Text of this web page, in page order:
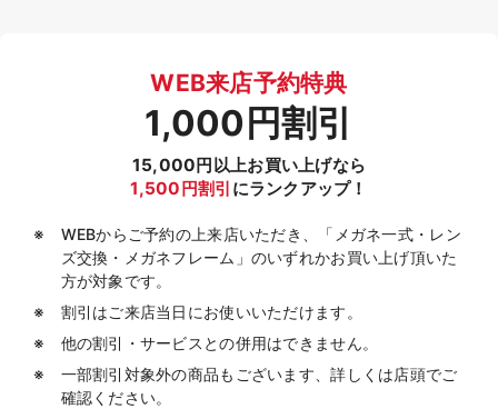
WEB来店予約特典
1,000円割引
15,000円以上お買い上げなら
1,500円割引 にランクアップ！
WEBからご予約の上来店いただき、「メガネ一式・レン
ズ交換・メガネフレーム」のいずれかお買い上げ頂いた
方が対象です。
割引はご来店当日にお使いいただけます。
他の割引・サービスとの併用はできません。
一部割引対象外の商品もございます、詳しくは店頭でご
確認ください。